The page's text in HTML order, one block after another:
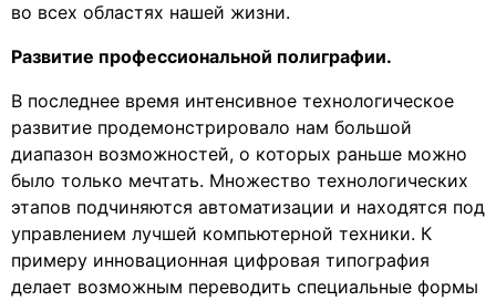
во всех областях нашей жизни.
Развитие профессиональной полиграфии.
В последнее время интенсивное технологическое
развитие продемонстрировало нам большой
диапазон возможностей, о которых раньше можно
было только мечтать. Множество технологических
этапов подчиняются автоматизации и находятся под
управлением лучшей компьютерной техники. К
примеру инновационная цифровая типография
делает возможным переводить специальные формы